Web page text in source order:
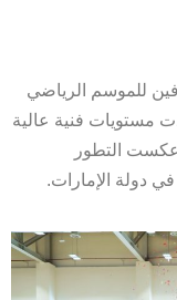
للموسم الرياضي
شهدت مستويات فنية عالية
عكست التطور
دولة الإمارات.